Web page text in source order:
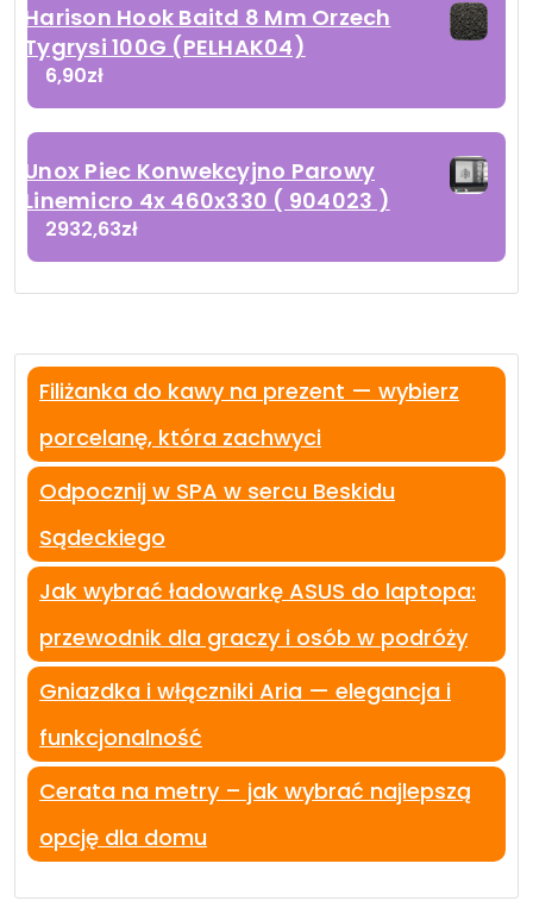
Harison Hook Baitd 8 Mm Orzech
Tygrysi 100G (PELHAK04)
6,90zł
Unox Piec Konwekcyjno Parowy
Linemicro 4x 460x330 ( 904023 )
2932,63zł
Filiżanka do kawy na prezent — wybierz
porcelanę, która zachwyci
Odpocznij w SPA w sercu Beskidu
Sądeckiego
Jak wybrać ładowarkę ASUS do laptopa:
przewodnik dla graczy i osób w podróży
Gniazdka i włączniki Aria — elegancja i
funkcjonalność
Cerata na metry – jak wybrać najlepszą
opcję dla domu